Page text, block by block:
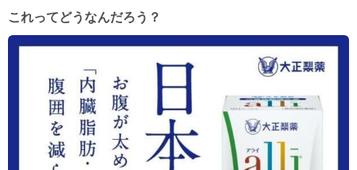
これってどうなんだろう？